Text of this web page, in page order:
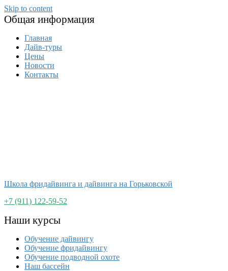
Skip to content
Общая информация
Главная
Дайв-туры
Цены
Новости
Контакты
Школа фридайвинга и дайвинга на Горьковской
+7 (911) 122-59-52
Наши курсы
Обучение дайвингу
Обучение фридайвингу
Обучение подводной охоте
Наш бассейн